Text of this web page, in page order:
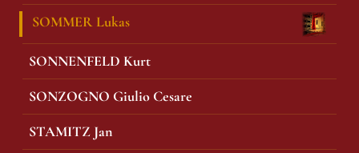
SOMMER Lukas
SONNENFELD Kurt
SONZOGNO Giulio Cesare
STAMITZ Jan